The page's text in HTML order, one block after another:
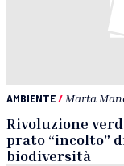
AMBIENTE/ Marta
Rivoluzione
prato “incolto”
biodiversità